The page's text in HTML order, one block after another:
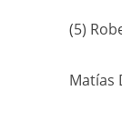
(5)
Matías